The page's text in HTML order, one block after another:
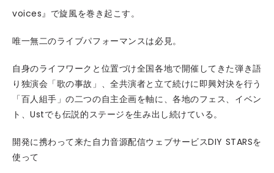
voices』で旋風を巻き起こす。
唯一無二のライブパフォーマンスは必見。
自身のライフワークと位置づけ全国各地で開催してきた弾き語
り独演会「歌の事故」、全共演者と立て続けに即興対決を行う
「百人組手」の二つの自主企画を軸に、各地のフェス、イベン
ト、Ustでも伝説的ステージを生み出し続けている。
開発に携わって来た自力音源配信ウェブサービスDIY STARSを
使って